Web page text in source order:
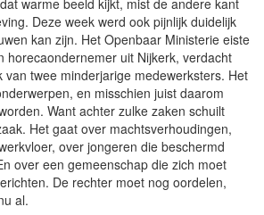
warme beeld kijkt, mist de andere kant
Deze week werd ook pijnlijk duidelijk
kan zijn. Het Openbaar Ministerie eiste
horecaondernemer uit Nijkerk, verdacht
van twee minderjarige medewerksters. Het
en misschien juist daarom
Want achter zulke zaken schuilt
Het gaat over machtsverhoudingen,
over jongeren die beschermd
over een gemeenschap die zich moet
De rechter moet nog oordelen,
al.